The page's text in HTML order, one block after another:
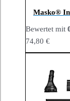
Masko®
Bewertet mit
74,80 €